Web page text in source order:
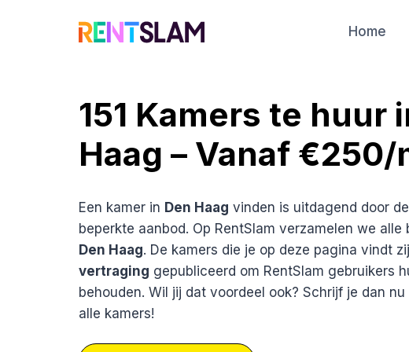
Home
151 Kamers te huur
Haag – Vanaf €250/
Een kamer in Den Haag vinden is uitdagend door
beperkte aanbod. Op RentSlam verzamelen we alle
Den Haag. De kamers die je op deze pagina vindt
vertraging gepubliceerd om RentSlam gebruikers
behouden. Wil jij dat voordeel ook? Schrijf je dan
alle kamers!